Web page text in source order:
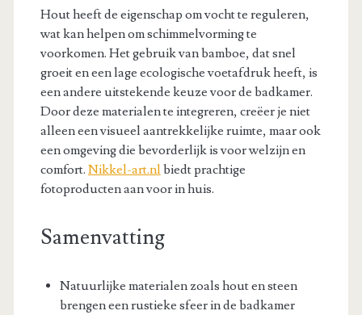
Hout heeft de eigenschap om vocht te reguleren,
wat kan helpen om schimmelvorming te
voorkomen. Het gebruik van bamboe, dat snel
groeit en een lage ecologische voetafdruk heeft, is
een andere uitstekende keuze voor de badkamer.
Door deze materialen te integreren, creëer je niet
alleen een visueel aantrekkelijke ruimte, maar ook
een omgeving die bevorderlijk is voor welzijn en
comfort. Nikkel-art.nl biedt prachtige
fotoproducten aan voor in huis.
Samenvatting
Natuurlijke materialen zoals hout en steen
brengen een rustieke sfeer in de badkamer